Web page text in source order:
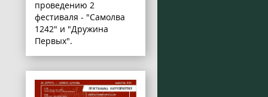
проведению 2
фестиваля - "Самолва
1242" и "Дружина
Первых".